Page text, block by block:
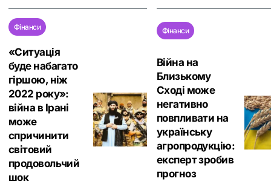
Фінанси
«‎Ситуація
буде набагато
гіршою, ніж
2022 року»:
війна в Ірані
може
спричинити
світовий
продовольчий
шок
Фінанси
Війна на
Близькому
Сході може
негативно
повпливати на
українську
агропродукцію:
експерт зробив
прогноз